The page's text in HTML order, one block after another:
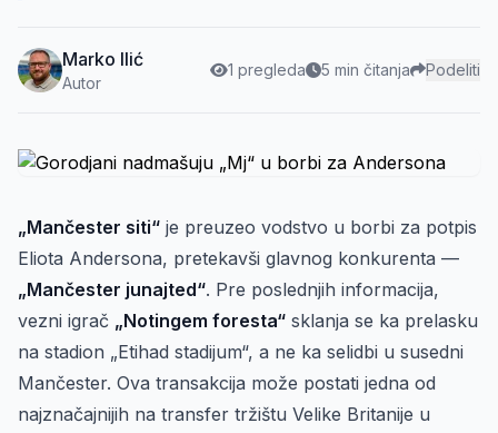
Marko Ilić
Autor
1 pregleda 5 min čitanja Podeliti
„Mančester siti“ je preuzeo vodstvo u borbi za potpis
Eliota Andersona, pretekavši glavnog konkurenta —
„Mančester junajted“. Pre poslednjih informacija,
vezni igrač „Notingem foresta“ sklanja se ka prelasku
na stadion „Etihad stadijum“, a ne ka selidbi u susedni
Mančester. Ova transakcija može postati jedna od
najznačajnijih na transfer tržištu Velike Britanije u